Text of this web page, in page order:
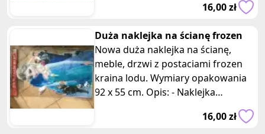
16,00 zł
Duża naklejka na ścianę frozen
Nowa duża naklejka na ścianę,
meble, drzwi z postaciami frozen
kraina lodu. Wymiary opakowania
92 x 55 cm. Opis: - Naklejka
16,00 zł